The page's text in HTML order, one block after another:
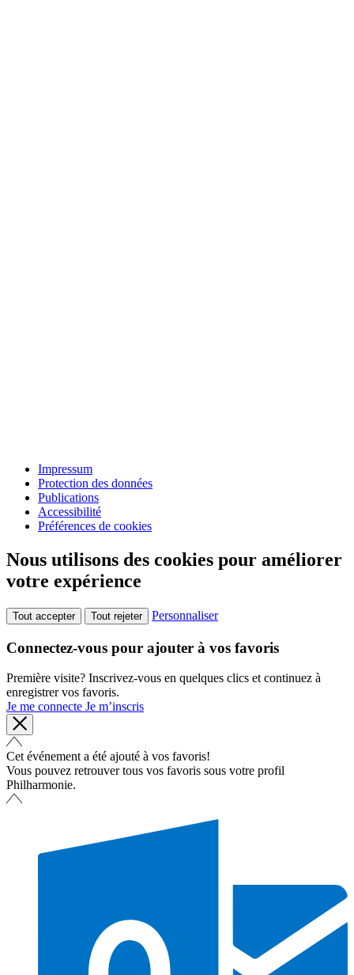
Impressum
Protection des données
Publications
Accessibilité
Préférences de cookies
Nous utilisons des cookies pour améliorer
votre expérience
Tout accepter Tout rejeter Personnaliser
Connectez-vous pour ajouter à vos favoris
Première visite? Inscrivez-vous en quelques clics et continuez à
enregistrer vos favoris.
Je me connecte Je m’inscris
Cet événement a été ajouté à vos favoris!
Vous pouvez retrouver tous vos favoris sous votre profil
Philharmonie.